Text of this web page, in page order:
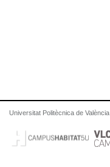
Universitat Politècnica de València